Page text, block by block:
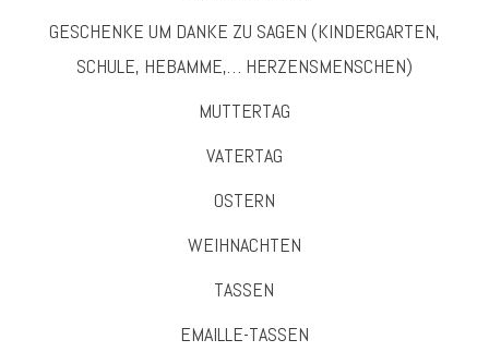
GESCHENKE UM DANKE ZU SAGEN (KINDERGARTEN,
SCHULE, HEBAMME,… HERZENSMENSCHEN)
MUTTERTAG
VATERTAG
OSTERN
WEIHNACHTEN
TASSEN
EMAILLE-TASSEN